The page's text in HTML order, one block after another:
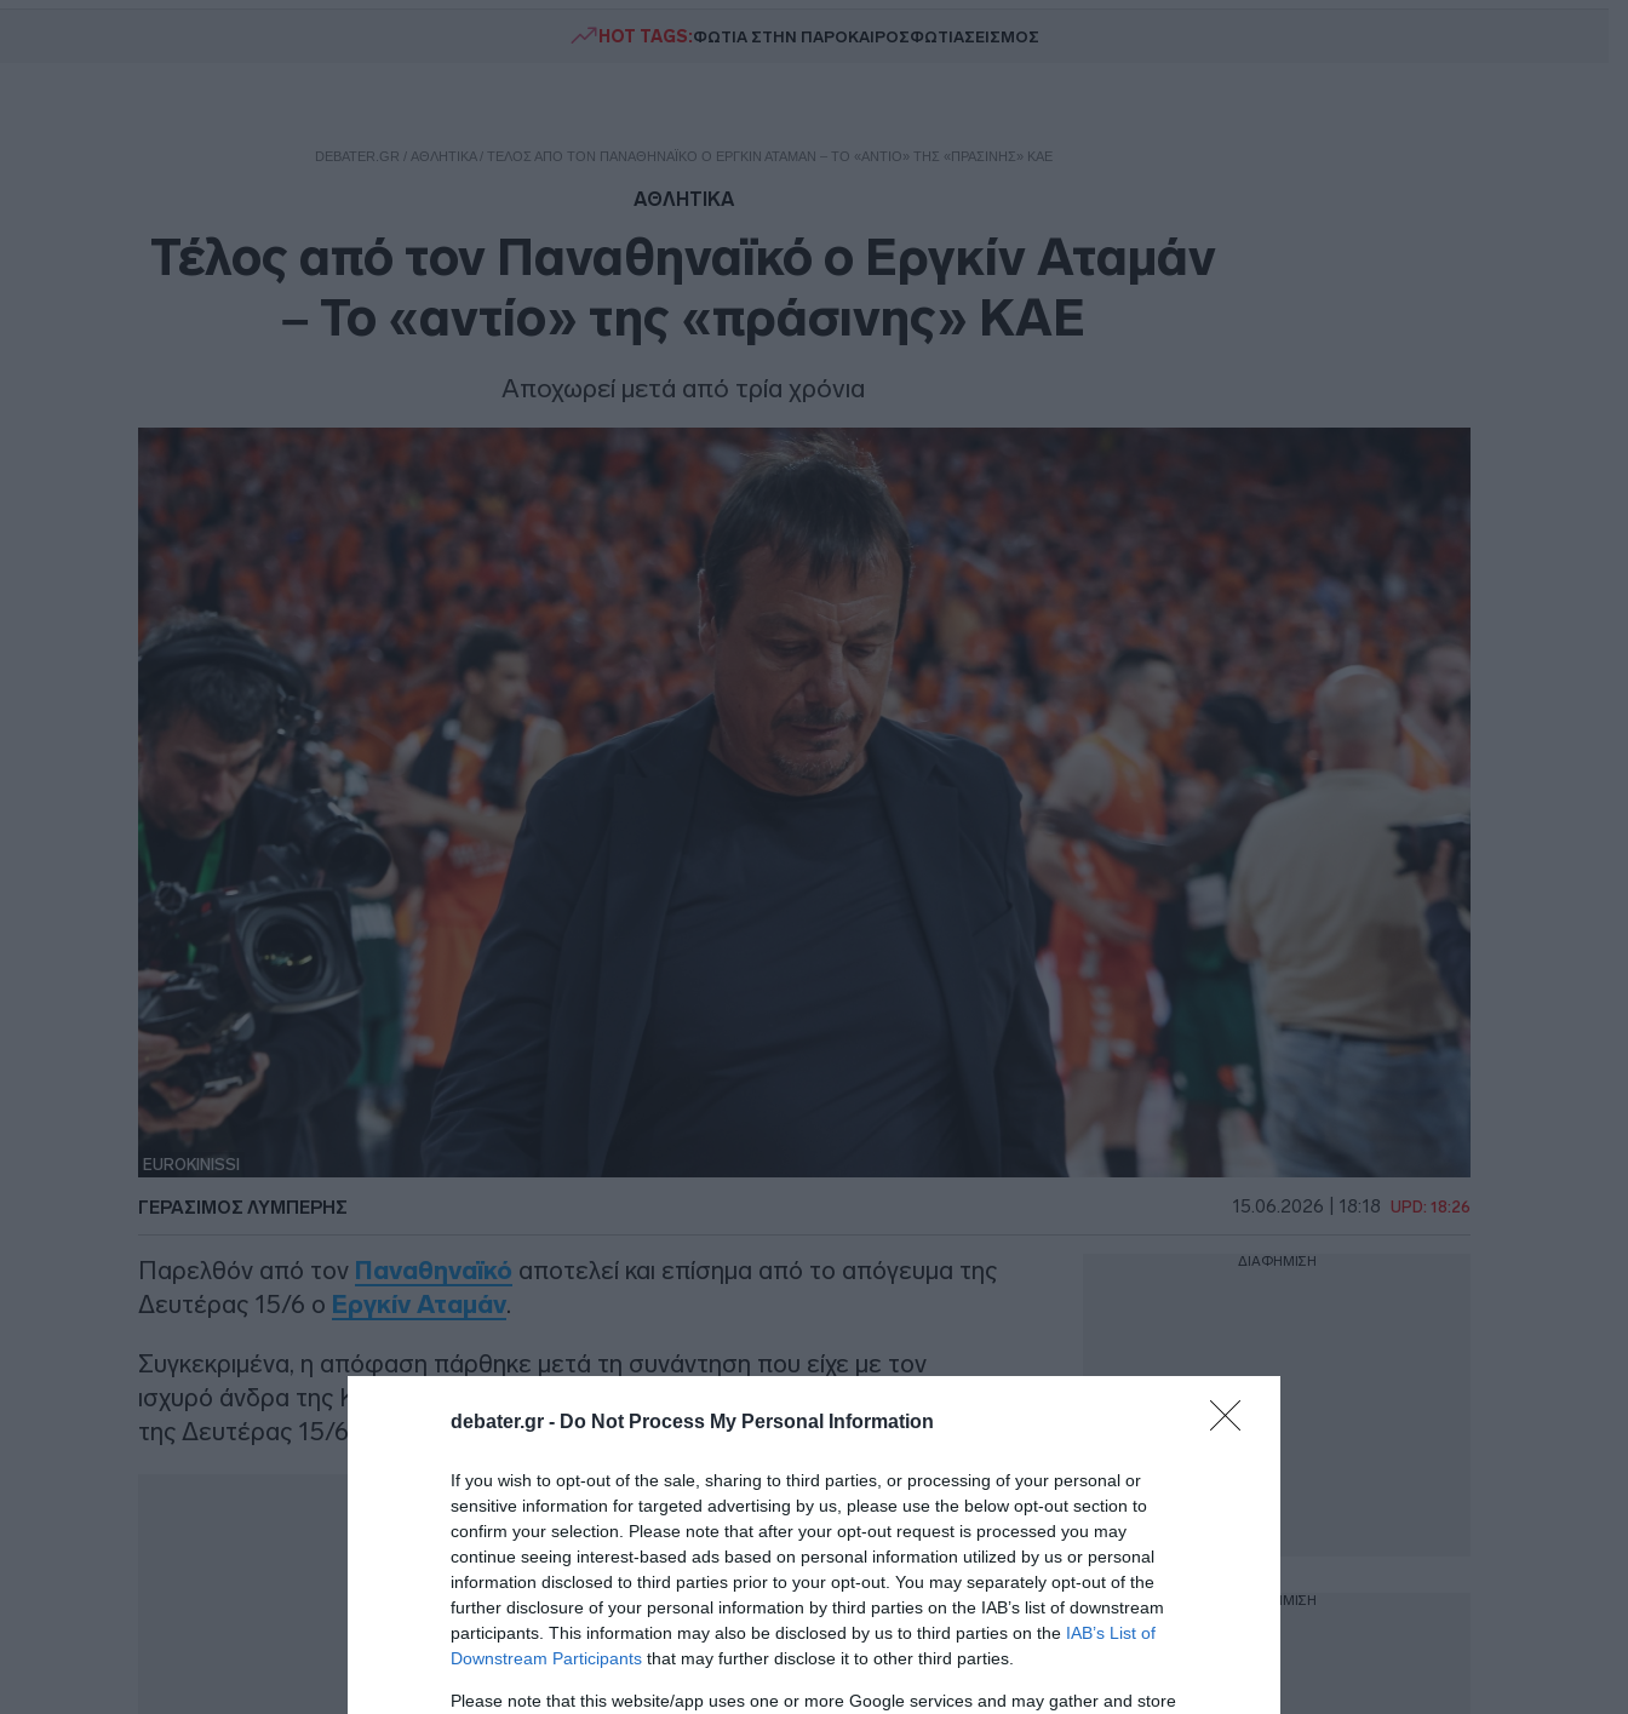
debater.gr - Do Not Process My Personal Information
If you wish to opt-out of the sale, sharing to third parties, or processing of your personal or
sensitive information for targeted advertising by us, please use the below opt-out section to
confirm your selection. Please note that after your opt-out request is processed you may
continue seeing interest-based ads based on personal information utilized by us or personal
information disclosed to third parties prior to your opt-out. You may separately opt-out of the
further disclosure of your personal information by third parties on the IAB’s list of downstream
participants. This information may also be disclosed by us to third parties on the IAB’s List of
Downstream Participants that may further disclose it to other third parties.
Please note that this website/app uses one or more Google services and may gather and store
HOT TAGS:ΦΩΤΙΑ ΣΤΗΝ ΠΑΡΟΚΑΙΡΟΣΦΩΤΙΑΣΕΙΣΜΟΣ
DEBATER.GR / ΑΘΛΗΤΙΚΑ/ ΤΈΛΟΣ ΑΠΌ ΤΟΝ ΠΑΝΑΘΗΝΑΪΚΌ Ο ΕΡΓΚΊΝ ΑΤΑΜΆΝ – ΤΟ «ΑΝΤΊΟ» ΤΗΣ «ΠΡΆΣΙΝΗΣ» ΚΑΕ
ΑΘΛΗΤΙΚΑ
Τέλος από τον Παναθηναϊκό ο Εργκίν Αταμάν
– Το «αντίο» της «πράσινης» ΚΑΕ
Αποχωρεί μετά από τρία χρόνια
EUROKINISSI
ΓΕΡΆΣΙΜΟΣ ΛΥΜΠΈΡΗΣ 15.06.2026 | 18:18 UPD: 18:26
Παρελθόν από τον Παναθηναϊκό αποτελεί και επίσημα από το απόγευμα της
Δευτέρας 15/6 ο Εργκίν Αταμάν.
Συγκεκριμένα, η απόφαση πάρθηκε μετά τη συνάντηση που είχε με τον
ισχυρό άνδρα της ΚΑΕ Παναθηναϊκός Δημήτρη Γιαννακόπουλο, το απόγευμα
της Δευτέρας 15/6.
ΔΙΑΦΗΜΙΣΗ
ΔΙΑΦΗΜΙΣΗ
ΔΙΑΦΗΜΙΣΗ